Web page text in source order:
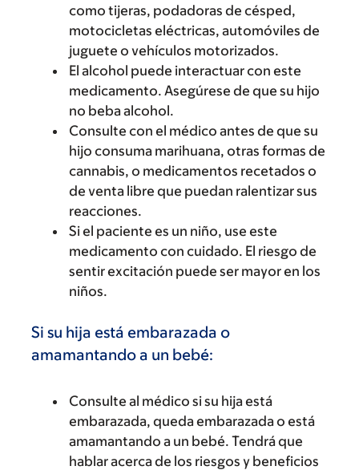
como tijeras, podadoras de césped,
motocicletas eléctricas, automóviles de
juguete o vehículos motorizados.
El alcohol puede interactuar con este
medicamento. Asegúrese de que su hijo
no beba alcohol.
Consulte con el médico antes de que su
hijo consuma marihuana, otras formas de
cannabis, o medicamentos recetados o
de venta libre que puedan ralentizar sus
reacciones.
Si el paciente es un niño, use este
medicamento con cuidado. El riesgo de
sentir excitación puede ser mayor en los
niños.
Si su hija está embarazada o
amamantando a un bebé:
Consulte al médico si su hija está
embarazada, queda embarazada o está
amamantando a un bebé. Tendrá que
hablar acerca de los riesgos y beneficios